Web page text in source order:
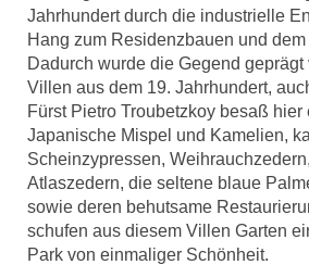
Jahrhundert durch die industrielle
Hang zum Residenzbauen und dem
Dadurch wurde die Gegend
Villen aus dem 19. Jahrhundert,
Fürst Pietro Troubetzkoy besaß hier
Japanische Mispel und Kamelien,
Scheinzypressen,
Atlaszedern, die seltene blaue
sowie deren behutsame
schufen aus diesem Villen Garten
Park von einmaliger Schönheit.